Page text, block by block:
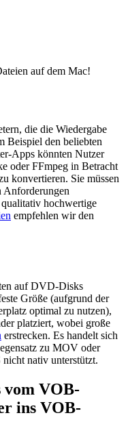
auf dem Mac!
die die Wiedergabe
Beispiel den beliebten
Apps könnten Nutzer
oder FFmpeg in Betracht
konvertieren. Sie müssen
Anforderungen
hochwertige
empfehlen wir den
auf DVD-Disks
Größe (aufgrund der
optimal zu nutzen),
platziert, wobei große
erstrecken. Es handelt sich
zu MOV oder
nativ unterstützt.
vom VOB-
ins VOB-